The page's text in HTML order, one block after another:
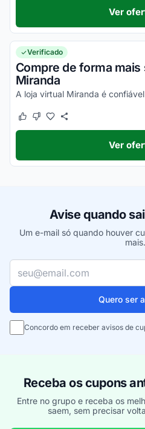
Ver
Verificado
Compre de forma mais
Miranda
Este cupom funcionou
Este cupom não funcionou
Ver
Avise quando
Um e-mail só quando houver
mais.
Seu e-mail
Quero ser
Concordo em receber avisos de
Receba os cupons
Entre no grupo e receba os
saem, sem precisar